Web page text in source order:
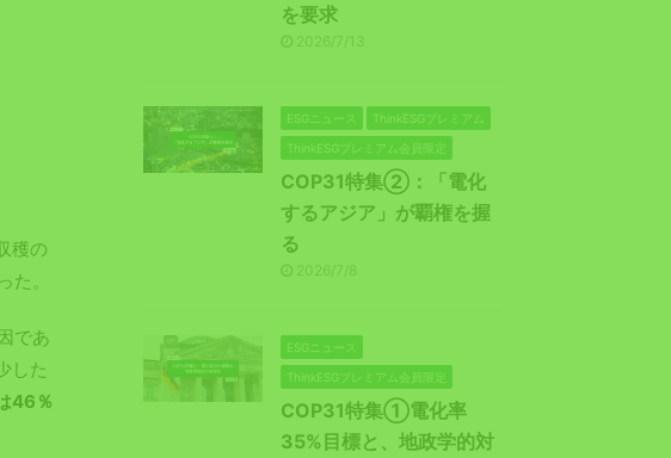
穫の
。
であ
した
46％
を要求
2026/7/13
ESGニュース ThinkESGプレミアム
ThinkESGプレミアム会員限定
COP31特集②：「電化
するアジア」が覇権を握
る
2026/7/8
ESGニュース
ThinkESGプレミアム会員限定
COP31特集①電化率
35%目標と、地政学的対